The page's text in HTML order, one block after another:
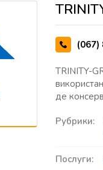
TRINITY-
де
Рубрики:
Послуги: